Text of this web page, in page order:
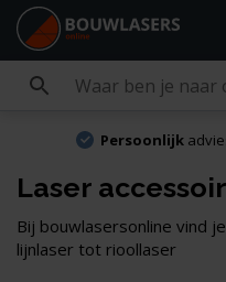
Persoonlijk
Laser
Bij bouwlasersonline vind
lijnlaser tot rioollaser